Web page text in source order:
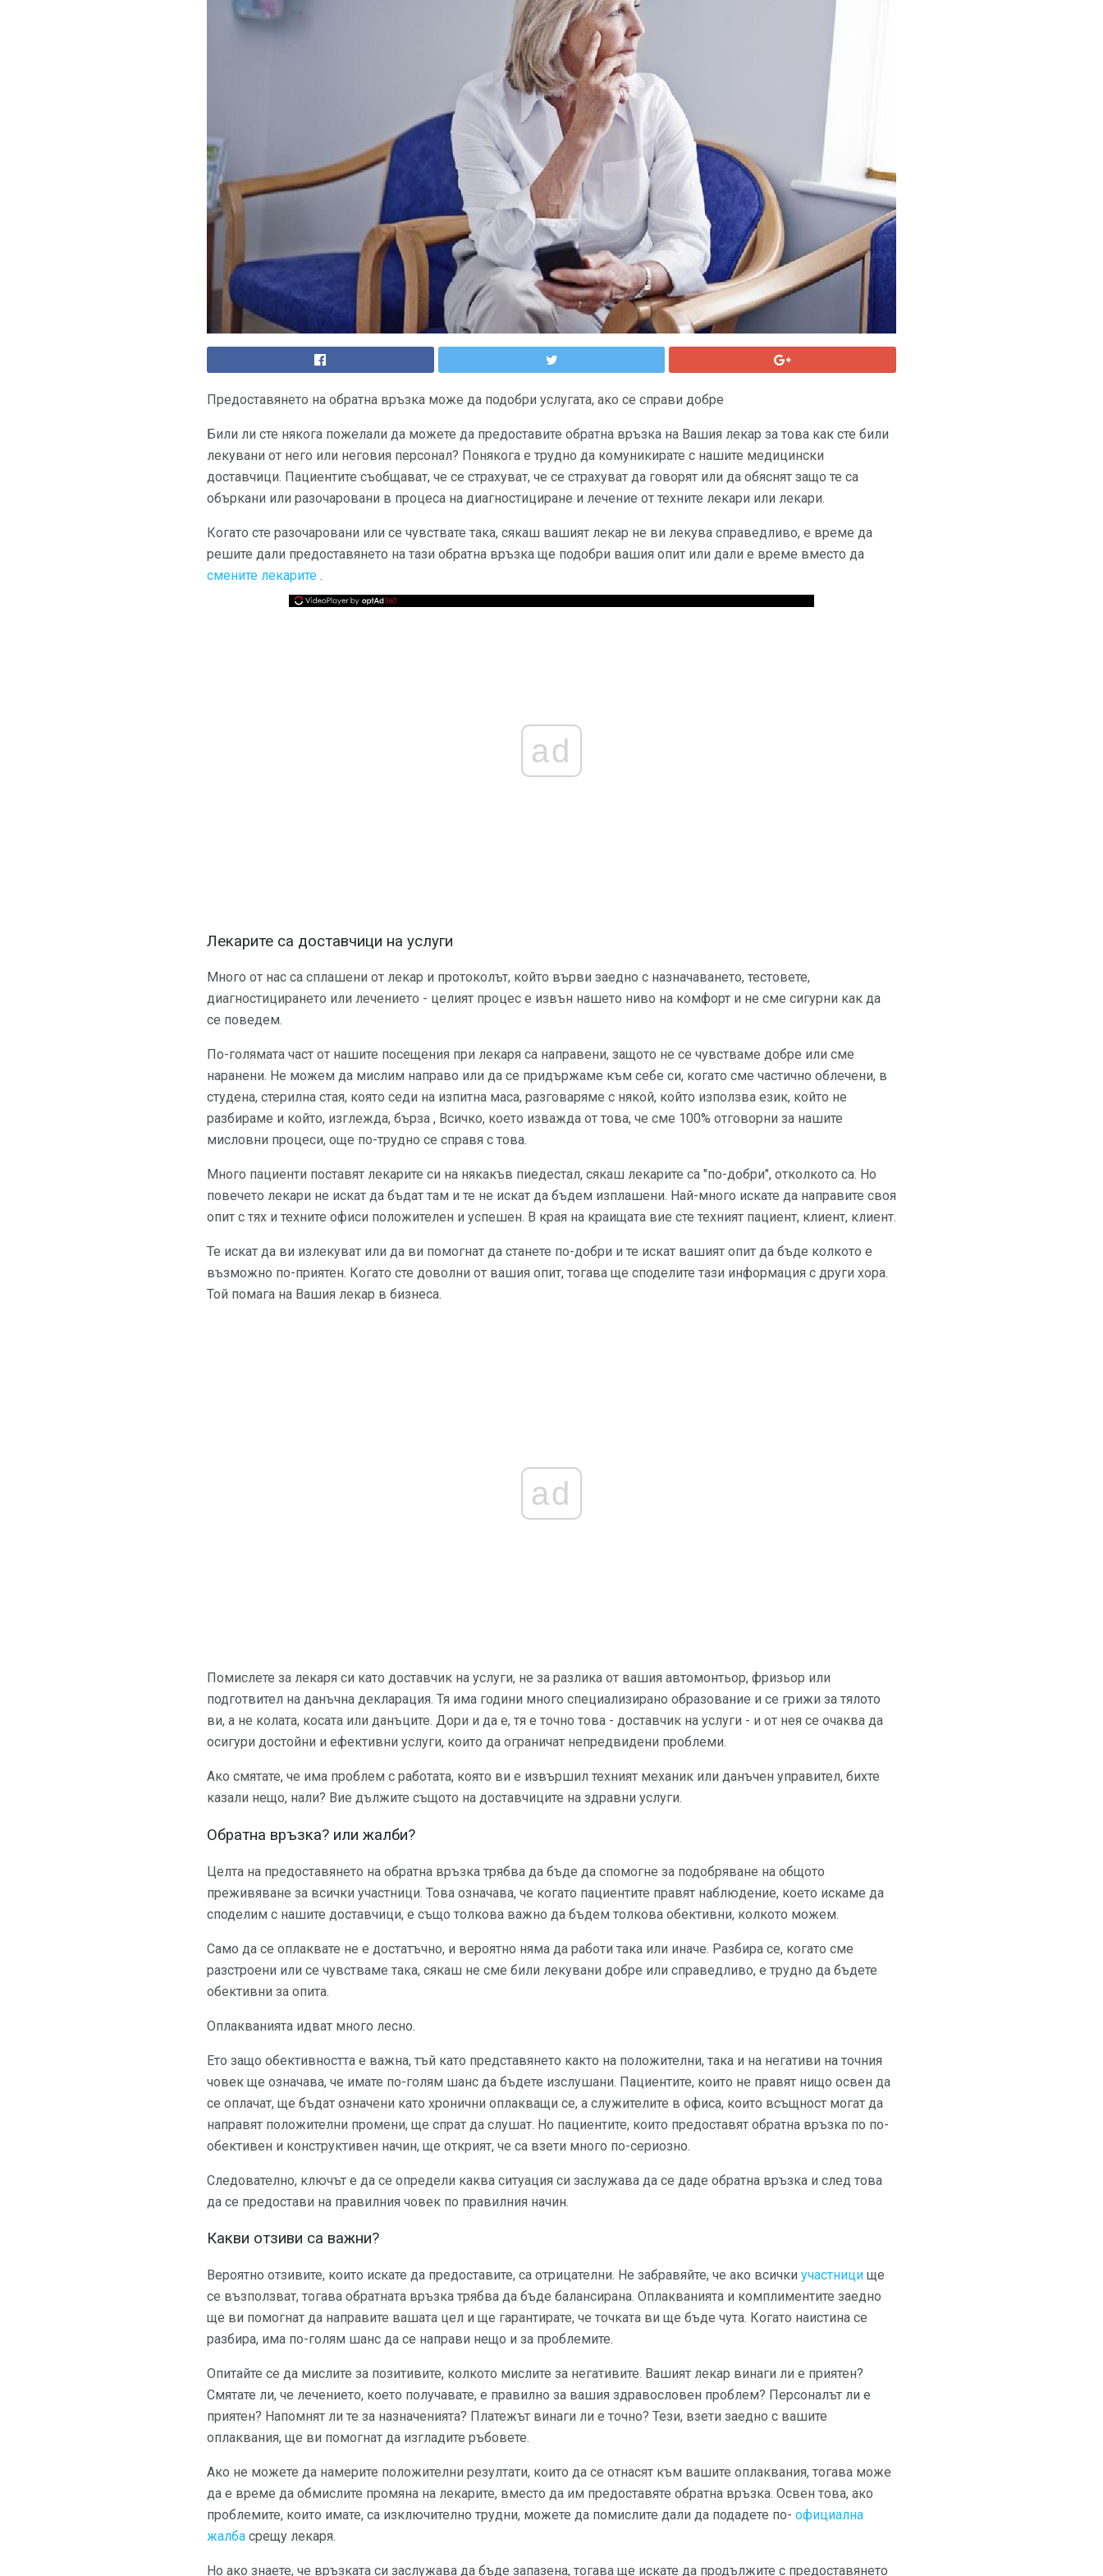
Предоставянето на обратна връзка може да подобри услугата, ако се справи добре
Били ли сте някога пожелали да можете да предоставите обратна връзка на Вашия лекар за това как сте били
лекувани от него или неговия персонал? Понякога е трудно да комуникирате с нашите медицински
доставчици. Пациентите съобщават, че се страхуват, че се страхуват да говорят или да обяснят защо те са
объркани или разочаровани в процеса на диагностициране и лечение от техните лекари или лекари.
Когато сте разочаровани или се чувствате така, сякаш вашият лекар не ви лекува справедливо, е време да
решите дали предоставянето на тази обратна връзка ще подобри вашия опит или дали е време вместо да
смените лекарите .
ad
Лекарите са доставчици на услуги
Много от нас са сплашени от лекар и протоколът, който върви заедно с назначаването, тестовете,
диагностицирането или лечението - целият процес е извън нашето ниво на комфорт и не сме сигурни как да
се поведем.
По-голямата част от нашите посещения при лекаря са направени, защото не се чувстваме добре или сме
наранени. Не можем да мислим направо или да се придържаме към себе си, когато сме частично облечени, в
студена, стерилна стая, която седи на изпитна маса, разговаряме с някой, който използва език, който не
разбираме и който, изглежда, бърза , Всичко, което изважда от това, че сме 100% отговорни за нашите
мисловни процеси, още по-трудно се справя с това.
Много пациенти поставят лекарите си на някакъв пиедестал, сякаш лекарите са "по-добри", отколкото са. Но
повечето лекари не искат да бъдат там и те не искат да бъдем изплашени. Най-много искате да направите своя
опит с тях и техните офиси положителен и успешен. В края на краищата вие сте техният пациент, клиент, клиент.
Те искат да ви излекуват или да ви помогнат да станете по-добри и те искат вашият опит да бъде колкото е
възможно по-приятен. Когато сте доволни от вашия опит, тогава ще споделите тази информация с други хора.
Той помага на Вашия лекар в бизнеса.
ad
Помислете за лекаря си като доставчик на услуги, не за разлика от вашия автомонтьор, фризьор или
подготвител на данъчна декларация. Тя има години много специализирано образование и се грижи за тялото
ви, а не колата, косата или данъците. Дори и да е, тя е точно това - доставчик на услуги - и от нея се очаква да
осигури достойни и ефективни услуги, които да ограничат непредвидени проблеми.
Ако смятате, че има проблем с работата, която ви е извършил техният механик или данъчен управител, бихте
казали нещо, нали? Вие дължите същото на доставчиците на здравни услуги.
Обратна връзка? или жалби?
Целта на предоставянето на обратна връзка трябва да бъде да спомогне за подобряване на общото
преживяване за всички участници. Това означава, че когато пациентите правят наблюдение, което искаме да
споделим с нашите доставчици, е също толкова важно да бъдем толкова обективни, колкото можем.
Само да се оплаквате не е достатъчно, и вероятно няма да работи така или иначе. Разбира се, когато сме
разстроени или се чувстваме така, сякаш не сме били лекувани добре или справедливо, е трудно да бъдете
обективни за опита.
Оплакванията идват много лесно.
Ето защо обективността е важна, тъй като представянето както на положителни, така и на негативи на точния
човек ще означава, че имате по-голям шанс да бъдете изслушани. Пациентите, които не правят нищо освен да
се оплачат, ще бъдат означени като хронични оплакващи се, а служителите в офиса, които всъщност могат да
направят положителни промени, ще спрат да слушат. Но пациентите, които предоставят обратна връзка по по-
обективен и конструктивен начин, ще открият, че са взети много по-сериозно.
Следователно, ключът е да се определи каква ситуация си заслужава да се даде обратна връзка и след това
да се предостави на правилния човек по правилния начин.
Какви отзиви са важни?
Вероятно отзивите, които искате да предоставите, са отрицателни. Не забравяйте, че ако всички участници ще
се възползват, тогава обратната връзка трябва да бъде балансирана. Оплакванията и комплиментите заедно
ще ви помогнат да направите вашата цел и ще гарантирате, че точката ви ще бъде чута. Когато наистина се
разбира, има по-голям шанс да се направи нещо и за проблемите.
Опитайте се да мислите за позитивите, колкото мислите за негативите. Вашият лекар винаги ли е приятен?
Смятате ли, че лечението, което получавате, е правилно за вашия здравословен проблем? Персоналът ли е
приятен? Напомнят ли те за назначенията? Платежът винаги ли е точно? Тези, взети заедно с вашите
оплаквания, ще ви помогнат да изгладите ръбовете.
Ако не можете да намерите положителни резултати, които да се отнасят към вашите оплаквания, тогава може
да е време да обмислите промяна на лекарите, вместо да им предоставяте обратна връзка. Освен това, ако
проблемите, които имате, са изключително трудни, можете да помислите дали да подадете по- официална
жалба срещу лекаря.
Но ако знаете, че връзката си заслужава да бъде запазена, тогава ще искате да продължите с предоставянето